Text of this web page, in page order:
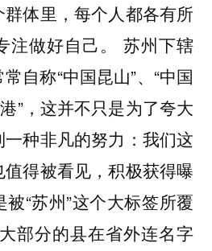
体里，每个人都各有所
注做好自己。 苏州下辖
自称“中国昆山”、“中国
”，这并不只是为了夸大
种非凡的努力：我们这
得被看见，积极获得曝
“苏州”这个大标签所覆
部分的县在省外连名字